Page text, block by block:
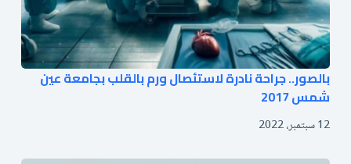
بالصور.. جراحة نادرة لاستئصال ورم بالقلب بجامعة عين
شمس 2017
12 سبتمبر، 2022